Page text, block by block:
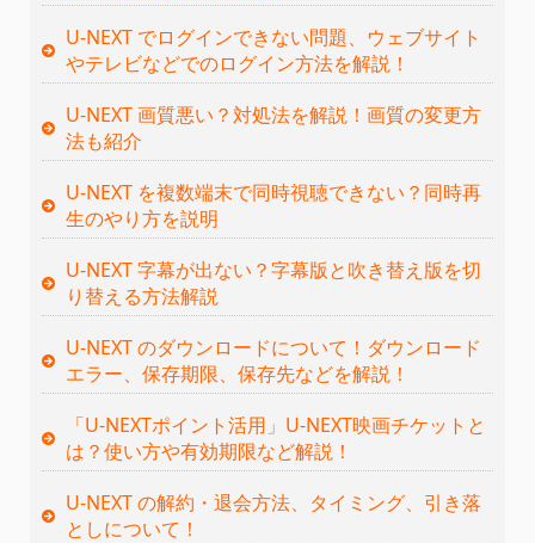
U-NEXT でログインできない問題、ウェブサイト
やテレビなどでのログイン方法を解説！
U-NEXT 画質悪い？対処法を解説！画質の変更方
法も紹介
U-NEXT を複数端末で同時視聴できない？同時再
生のやり方を説明
U-NEXT 字幕が出ない？字幕版と吹き替え版を切
り替える方法解説
U-NEXT のダウンロードについて！ダウンロード
エラー、保存期限、保存先などを解説！
「U-NEXTポイント活用」U-NEXT映画チケットと
は？使い方や有効期限など解説！
U-NEXT の解約・退会方法、タイミング、引き落
としについて！